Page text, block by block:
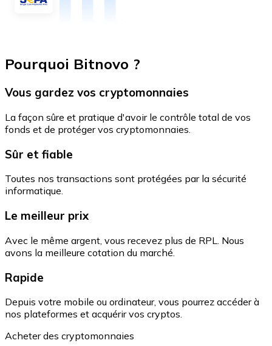
Pourquoi Bitnovo ?
Vous gardez vos cryptomonnaies
La façon sûre et pratique d'avoir le contrôle total de vos
fonds et de protéger vos cryptomonnaies.
Sûr et fiable
Toutes nos transactions sont protégées par la sécurité
informatique.
Le meilleur prix
Avec le même argent, vous recevez plus de RPL. Nous
avons la meilleure cotation du marché.
Rapide
Depuis votre mobile ou ordinateur, vous pourrez accéder à
nos plateformes et acquérir vos cryptos.
Acheter des cryptomonnaies